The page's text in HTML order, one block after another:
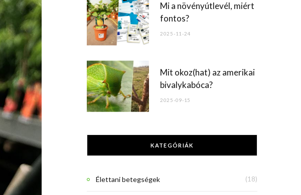
Mi a növényútlevél, miért
fontos?
2025-11-24
Mit okoz(hat) az amerikai
bivalykabóca?
2025-09-15
KATEGÓRIÁK
Élettani betegségek (18)